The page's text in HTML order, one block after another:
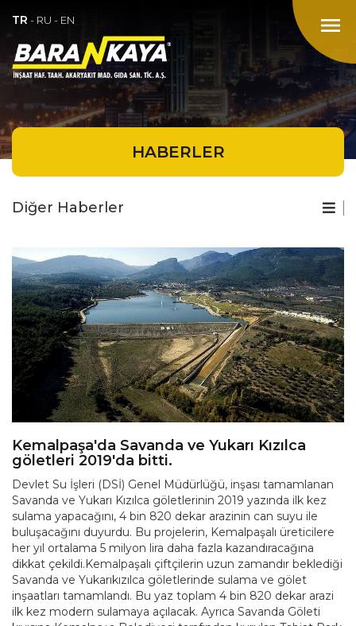
menu
TR - RU - EN
HABERLER
Diğer Haberler
Kemalpaşa'da Savanda ve Yukarı Kızılca
göletleri 2019'da bitti.
Devlet Su İşleri (DSİ) Genel Müdürlüğü, inşası tamamlanan
Savanda ve Yukarı Kızılca göletlerinin 2019 yazında ilk kez
sulama yapacağını, 4 bin 820 dekar arazinin can suyu ile
buluşacağını duyurdu. Bu projelerin, Kemalpaşalı üreticilere
her yıl ortalama 5 milyon lira daha fazla kazandıracağına
dikkat çekildi.Kemalpaşalı çiftçilerin uzun zamandır beklediği
Savanda ve Yukarıkızılca göletlerinde sulama ve gölet
inşaatları tamamlandı. Bu yaz toplam 4 bin 820 dekar arazi
ilk kez modern sulamaya açılacak. Ayrıca Savanda Göleti